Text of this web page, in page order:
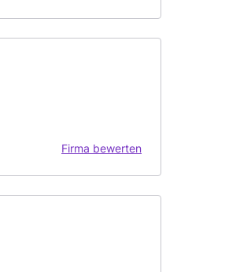
Firma bewerten